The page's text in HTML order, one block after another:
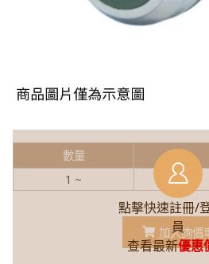
點擊快速註冊/
員
查看最新優惠
數量
1 ~
加入詢價